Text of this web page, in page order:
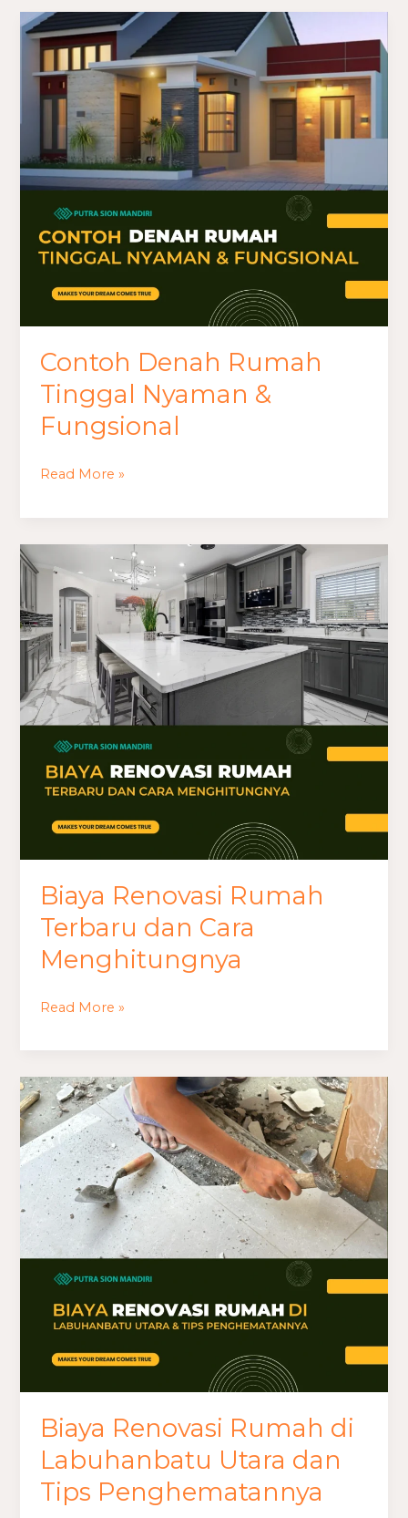
Contoh Denah Rumah
Tinggal Nyaman &
Fungsional
Contoh
Denah
Rumah
Tinggal
Nyaman
&
Fungsional
Read More »
Biaya Renovasi Rumah
Terbaru dan Cara
Menghitungnya
Renovasi
Rumah
Terbaru
dan
Cara
Menghitungnya
Read More »
Biaya Renovasi Rumah di
Labuhanbatu Utara dan
Tips Penghematannya
Biaya
Renovasi
Rumah
di
Labuhanbatu
Utara
dan
Tips
Penghematannya